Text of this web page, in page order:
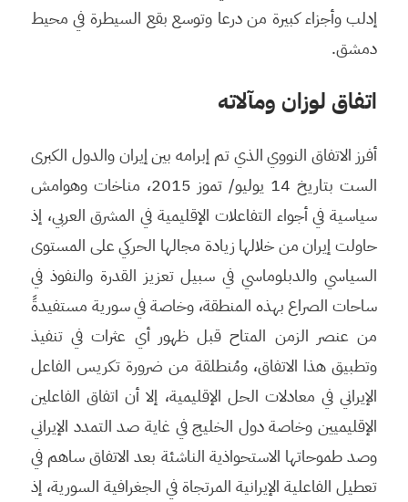
إدلب وأجزاء كبيرة من درعا وتوسع بقع السيطرة في محيط
دمشق.
اتفاق لوزان ومآلاته
أفرز الاتفاق النووي الذي تم إبرامه بين إيران والدول الكبرى
الست بتاريخ 14 يوليو/ تموز 2015، مناخات وهوامش
سياسية في أجواء التفاعلات الإقليمية في المشرق العربي، إذ
حاولت إيران من خلالها زيادة مجالها الحركي على المستوى
السياسي والدبلوماسي في سبيل تعزيز القدرة والنفوذ في
ساحات الصراع بهذه المنطقة، وخاصة في سورية مستفيدةً
من عنصر الزمن المتاح قبل ظهور أي عثرات في تنفيذ
وتطبيق هذا الاتفاق، ومُنطلقة من ضرورة تكريس الفاعل
الإيراني في معادلات الحل الإقليمية، إلا أن اتفاق الفاعلين
الإقليميين وخاصة دول الخليج في غاية صد التمدد الإيراني
وصد طموحاتها الاستحواذية الناشئة بعد الاتفاق ساهم في
تعطيل الفاعلية الإيرانية المرتجاة في الجغرافية السورية، إذ